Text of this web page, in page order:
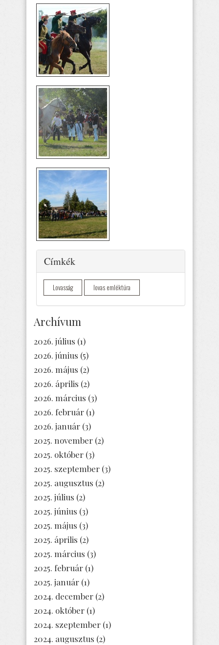
Elrejtés
Címkék
Lovasság lovas emléktúra
Archívum
2026. július (1)
2026. június (5)
2026. május (2)
2026. április (2)
2026. március (3)
2026. február (1)
2026. január (3)
2025. november (2)
2025. október (3)
2025. szeptember (3)
2025. augusztus (2)
2025. július (2)
2025. június (3)
2025. május (3)
2025. április (2)
2025. március (3)
2025. február (1)
2025. január (1)
2024. december (2)
2024. október (1)
2024. szeptember (1)
2024. augusztus (2)